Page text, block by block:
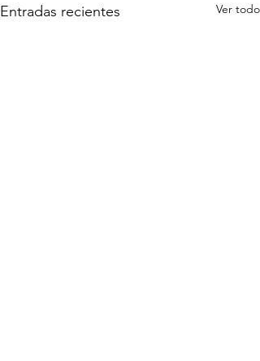
Entradas recientes Ver todo